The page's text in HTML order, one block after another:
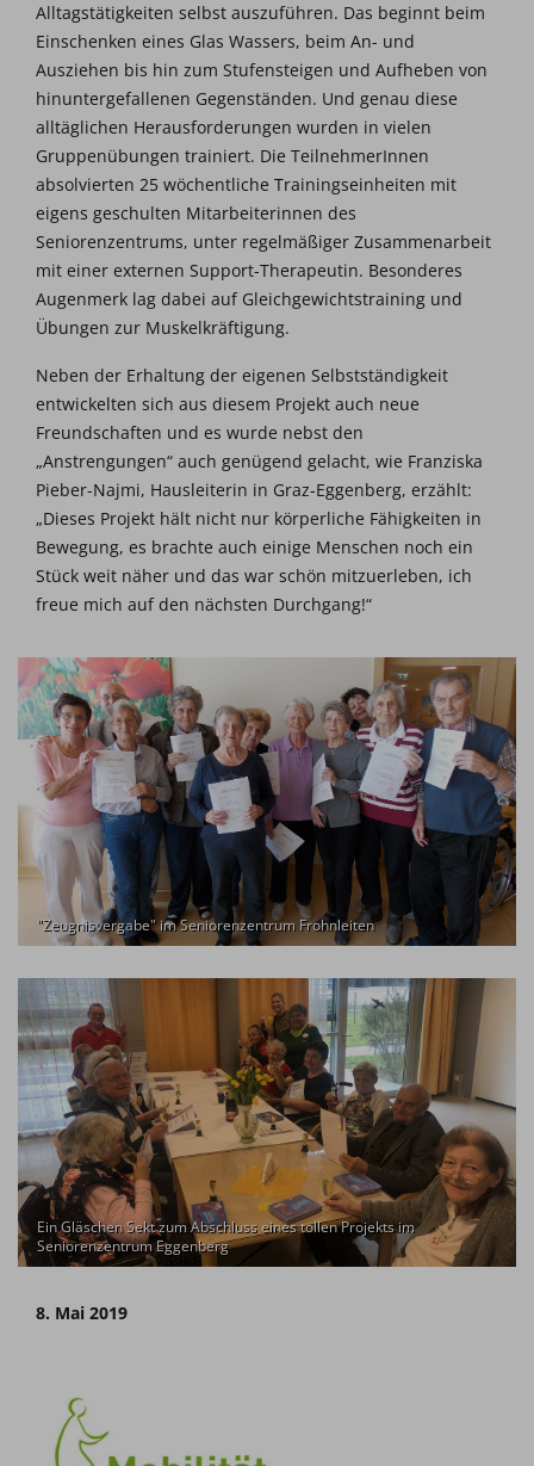
Alltagstätigkeiten selbst auszuführen. Das beginnt beim
Einschenken eines Glas Wassers, beim An- und
Ausziehen bis hin zum Stufensteigen und Aufheben von
hinuntergefallenen Gegenständen. Und genau diese
alltäglichen Herausforderungen wurden in vielen
Gruppenübungen trainiert. Die TeilnehmerInnen
absolvierten 25 wöchentliche Trainingseinheiten mit
eigens geschulten Mitarbeiterinnen des
Seniorenzentrums, unter regelmäßiger Zusammenarbeit
mit einer externen Support-Therapeutin. Besonderes
Augenmerk lag dabei auf Gleichgewichtstraining und
Übungen zur Muskelkräftigung.
Neben der Erhaltung der eigenen Selbstständigkeit
entwickelten sich aus diesem Projekt auch neue
Freundschaften und es wurde nebst den
„Anstrengungen“ auch genügend gelacht, wie Franziska
Pieber-Najmi, Hausleiterin in Graz-Eggenberg, erzählt:
„Dieses Projekt hält nicht nur körperliche Fähigkeiten in
Bewegung, es brachte auch einige Menschen noch ein
Stück weit näher und das war schön mitzuerleben, ich
freue mich auf den nächsten Durchgang!“
"Zeugnisvergabe" im Seniorenzentrum Frohnleiten
Ein Gläschen Sekt zum Abschluss eines tollen Projekts im
Seniorenzentrum Eggenberg
8. Mai 2019